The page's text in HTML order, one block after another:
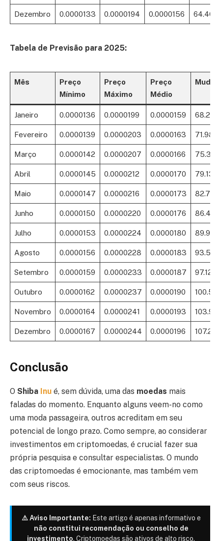
Dezembro 0.0000133 0.0000194 0.0000156 64.46%
Tabela de Previsão para 2025:
Mês
Preço
Mínimo
Preço
Máximo
Preço
Médio
Janeiro 0.0000136 0.0000199 0.0000159
Fevereiro 0.0000139 0.0000203 0.0000163 71.98%
Março 0.0000142 0.0000207 0.0000166
Abril 0.0000145 0.0000212 0.0000170 79.13%
Maio 0.0000147 0.0000216 0.0000173
Junho 0.0000150 0.0000220 0.0000176
Julho 0.0000153 0.0000224 0.0000180
Agosto 0.0000156 0.0000228 0.0000183
Setembro 0.0000159 0.0000233 0.0000187 97.12%
Outubro 0.0000162 0.0000237 0.0000190
Novembro 0.0000164 0.0000241 0.0000193
Dezembro 0.0000167 0.0000244 0.0000196
Conclusão
O Shiba Inu é, sem dúvida, uma das moedas mais
faladas do momento. Enquanto alguns veem-no como
uma moda passageira, outros acreditam em seu
potencial de longo prazo. Como sempre, ao considerar
investimentos em criptomoedas, é crucial fazer sua
própria pesquisa e consultar especialistas. O mundo
das criptomoedas é emocionante, mas também vem
com seus riscos.
⚠️ Aviso Importante: Este artigo é apenas informativo e
não constitui recomendação ou conselho de
investimento. Criptomoedas são ativos de alto risco.